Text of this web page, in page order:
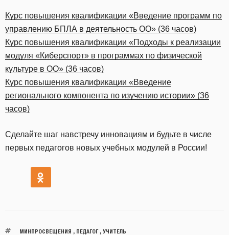
Курс повышения квалификации «Введение программ по
управлению БПЛА в деятельность ОО» (36 часов)
Курс повышения квалификации «Подходы к реализации
модуля «Киберспорт» в программах по физической
культуре в ОО» (36 часов)
Курс повышения квалификации «Введение
регионального компонента по изучению истории» (36
часов)
Сделайте шаг навстречу инновациям и будьте в числе
первых педагогов новых учебных модулей в России!
МИНПРОСВЕЩЕНИЯ , ПЕДАГОГ, УЧИТЕЛЬ